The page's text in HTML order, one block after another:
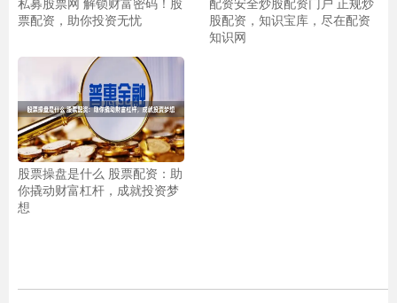
票配资，助你投资无忧
股配资，知识宝库，尽在配资
知识网
股票操盘是什么 股票配资：助
你撬动财富杠杆，成就投资梦
想